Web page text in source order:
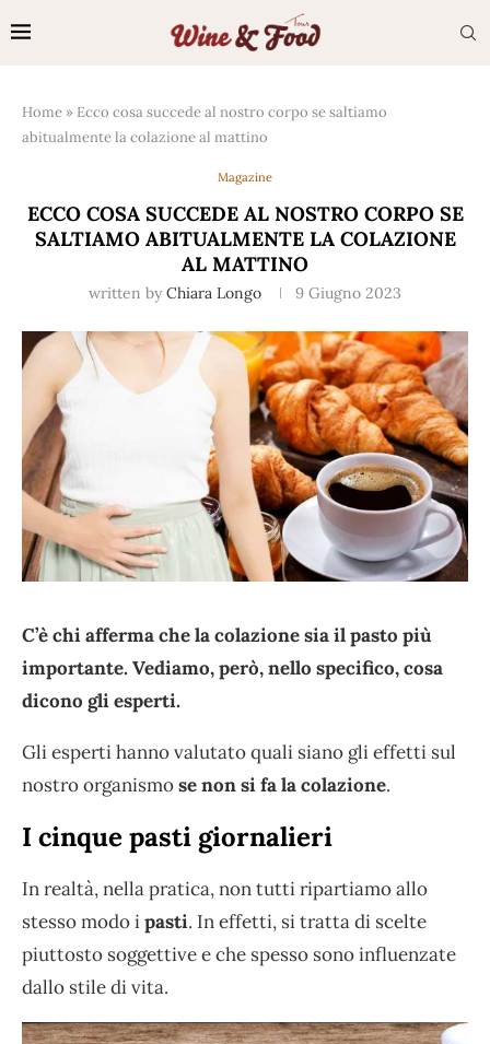
Home » Ecco cosa succede al nostro corpo se saltiamo
abitualmente la colazione al mattino
Magazine
ECCO COSA SUCCEDE AL NOSTRO CORPO SE
SALTIAMO ABITUALMENTE LA COLAZIONE
AL MATTINO
written by Chiara Longo 9 Giugno 2023
C’è chi afferma che la colazione sia il pasto più
importante. Vediamo, però, nello specifico, cosa
dicono gli esperti.
Gli esperti hanno valutato quali siano gli effetti sul
nostro organismose non si fa la colazione.
I cinque pasti giornalieri
In realtà, nella pratica, non tutti ripartiamo allo
stesso modo ipasti. In effetti, si tratta di scelte
piuttosto soggettive e che spesso sono influenzate
dallo stile di vita.